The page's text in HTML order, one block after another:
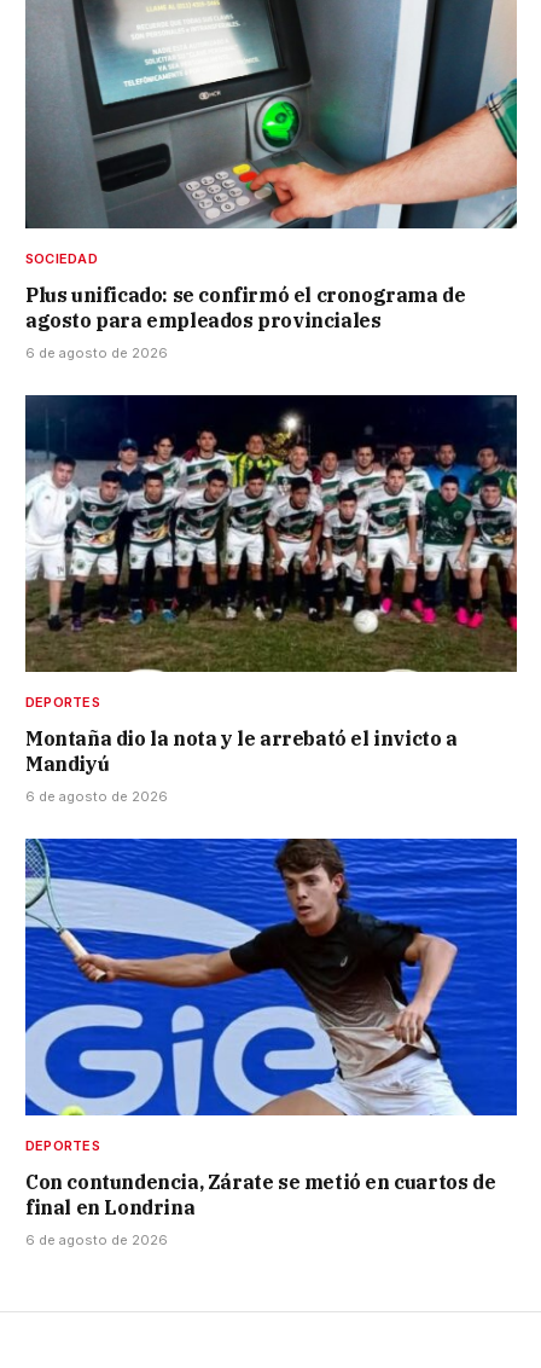
SOCIEDAD
Plus unificado: se confirmó el cronograma de
agosto para empleados provinciales
6 de agosto de 2026
DEPORTES
Montaña dio la nota y le arrebató el invicto a
Mandiyú
6 de agosto de 2026
DEPORTES
Con contundencia, Zárate se metió en cuartos de
final en Londrina
6 de agosto de 2026